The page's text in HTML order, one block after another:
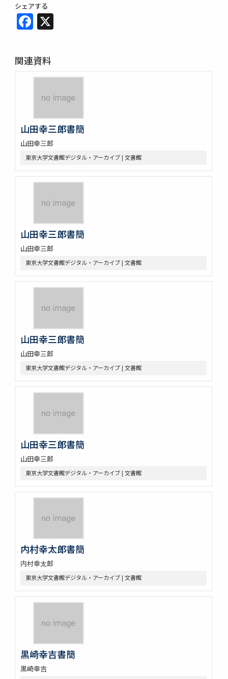
シェアする
Facebook
関連資料
山田幸三郎書簡
山田幸三郎
東京大学文書館デジタル・アーカイブ | 文書館
山田幸三郎書簡
山田幸三郎
東京大学文書館デジタル・アーカイブ | 文書館
山田幸三郎書簡
山田幸三郎
東京大学文書館デジタル・アーカイブ | 文書館
山田幸三郎書簡
山田幸三郎
東京大学文書館デジタル・アーカイブ | 文書館
内村幸太郎書簡
内村幸太郎
東京大学文書館デジタル・アーカイブ | 文書館
黒崎幸吉書簡
黒崎幸吉